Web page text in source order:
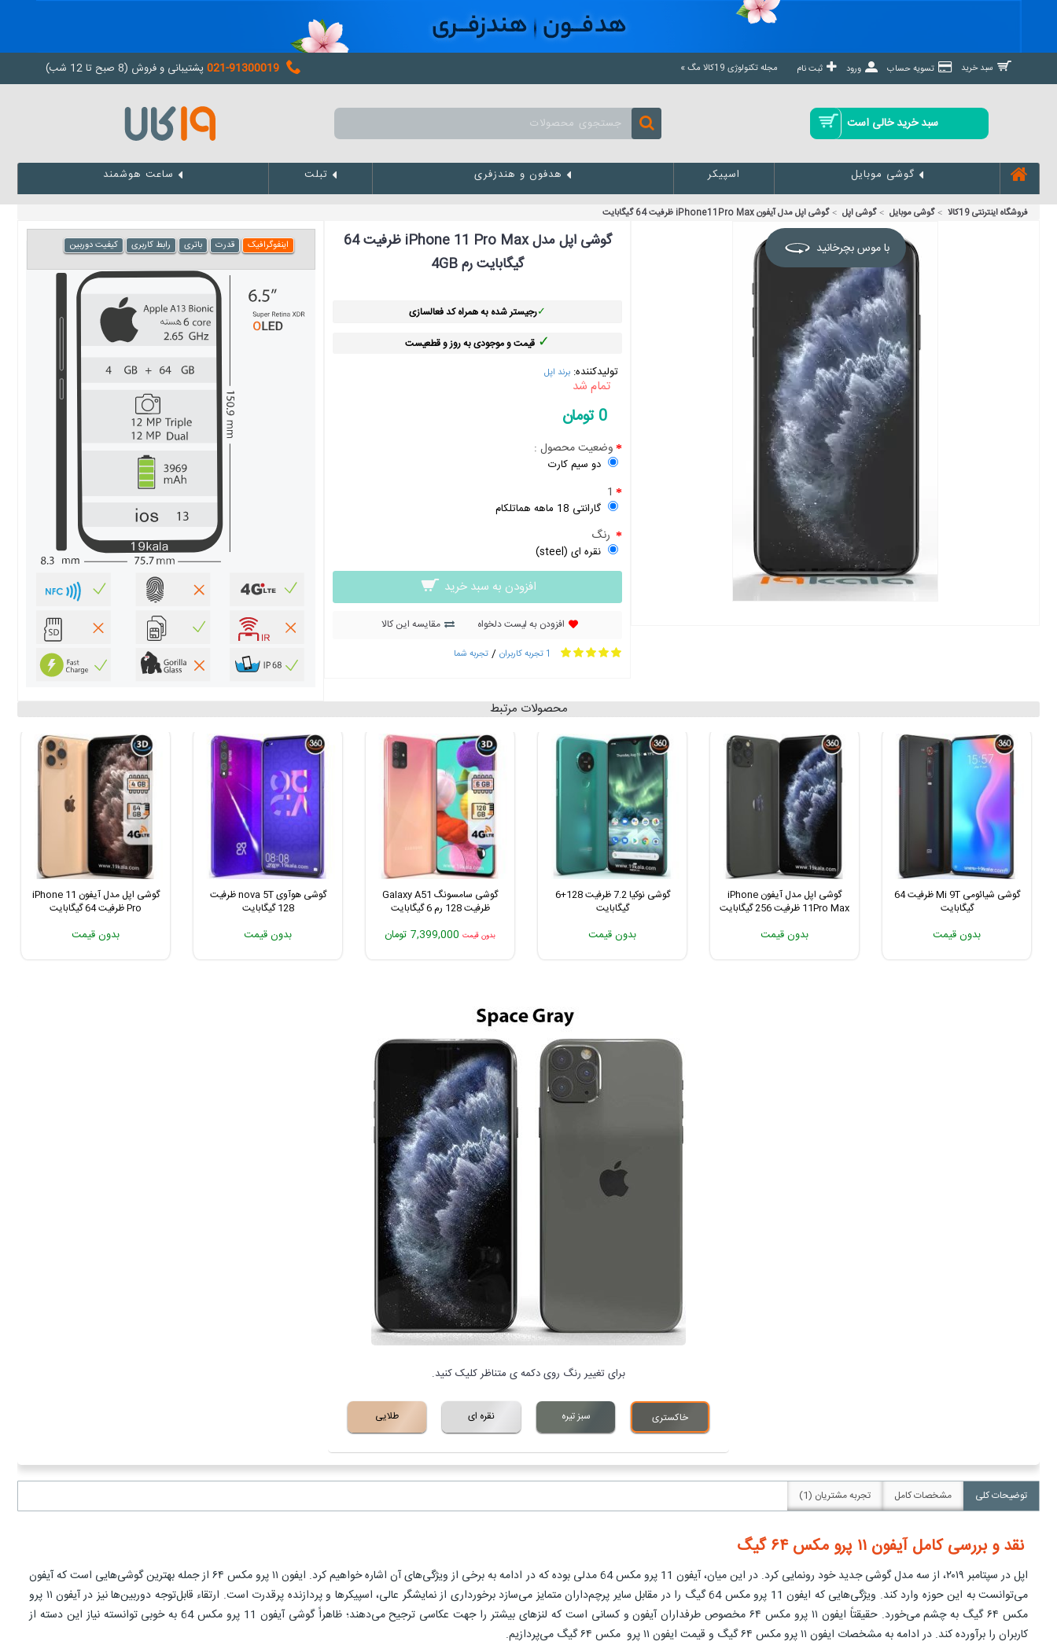
سبد خرید تسویه حساب ورود ثبت نام مجله تکنولوژی 19کالا مگ » پشتیبانی و فروش (8 صبح تا 12 شب)
سبد خرید خالی است
گوشی موبایل اسپیکر هدفون و هندزفری تبلت ساعت هوشمند
فروشگاه اینترنتی 19کالا گوشی موبایل گوشی اپل گوشی اپل مدل آیفون iPhone11Pro Max ظرفیت 64 گیگابایت
با موس بچرخانید
گوشی اپل مدل iPhone 11 Pro Max ظرفیت 64
گیگابایت رم 4GB
✓رجیستر شده به همراه کد فعالسازی
✓ قیمت و موجودی به روز و قطعیست
تولیدکننده: برند اپل
تمام شد
0 تومان
وضعیت محصول :
دو سیم کارت
1
گارانتی 18 ماهه هماتلکام
رنگ
نقره ای (steel)
افزودن به سبد خرید
افزودن به لیست دلخواه مقایسه این کالا
1 تجربه کاربران / تجربه شما
اینفوگرافیک قدرت باتری رابط کاربری کیفیت دوربین
محصولات مرتبط
گوشی اپل مدل آیفون iPhone 11
Pro ظرفیت 64 گیگابایت
بدون قیمت
گوشی هوآوی nova 5T ظرفیت
128 گیگابایت
بدون قیمت
گوشی سامسونگ Galaxy A51
ظرفیت 128 رم 6 گیگابایت
بدون قیمت 7,399,000 تومان
گوشی نوکیا 7.2 ظرفیت 128+6
گیگابایت
بدون قیمت
گوشی اپل مدل آیفون iPhone
11Pro Max ظرفیت 256 گیگابایت
بدون قیمت
گوشی شیائومی Mi 9T ظرفیت 64
گیگابایت
بدون قیمت
برای تغییر رنگ روی دکمه ی متناظر کلیک کنید.
خاکستری سبز تیره نقره ای طلایی
توضیحات کلی مشخصات کامل تجربه مشتریان (1)
نقد و بررسی کامل آیفون ۱۱ پرو مکس ۶۴ گیگ
اپل در سپتامبر ۲۰۱۹، از سه مدل گوشی جدید خود رونمایی کرد. در این میان، آیفون 11 پرو مکس 64 مدلی بوده که در ادامه به برخی از ویژگی‌های آن اشاره خواهیم کرد. ایفون ۱۱ پرو مکس ۶۴ از جمله بهترین گوشی‌هایی است که آیفون
می‌توانست به این حوزه وارد کند. ویژگی‌هایی که ایفون 11 پرو مکس 64 گیگ را در مقابل سایر پرچم‌داران متمایز می‌سازد برخورداری از نمایشگر عالی، اسپیکرها و پردازنده پرقدرت است. ارتقاء قابل‌توجه دوربین‌ها نیز در آیفون ۱۱ پرو
مکس ۶۴ گیگ به چشم می‌خورد. حقیقتاً ایفون ۱۱ پرو مکس ۶۴ مخصوص طرفداران آیفون و کسانی است که لنزهای بیشتر را جهت عکاسی ترجیح می‌دهند؛ ظاهراً گوشی آیفون 11 پرو مکس 64 به خوبی توانسته نیاز این دسته از
کاربران را برآورده کند. در ادامه به مشخصات ایفون ۱۱ پرو مکس ۶۴ گیگ و قیمت ایفون ۱۱ پرو مکس ۶۴ گیگ می‌پردازیم.